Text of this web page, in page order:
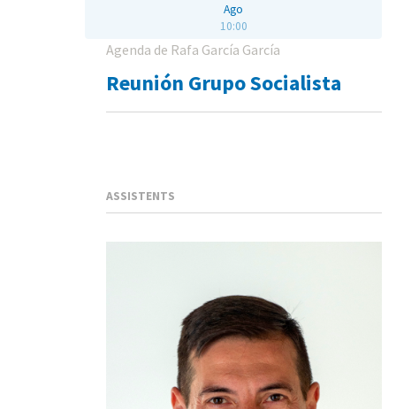
Ago
10:00
Agenda de Rafa García García
Reunión Grupo Socialista
ASSISTENTS